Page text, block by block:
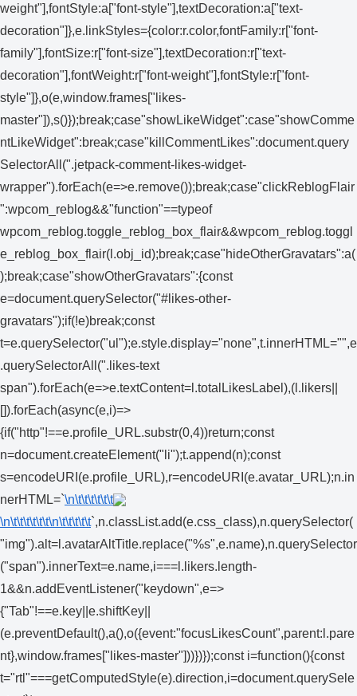
weight"],fontStyle:a["font-style"],textDecoration:a["text-
decoration"]},e.linkStyles={color:r.color,fontFamily:r["font-
family"],fontSize:r["font-size"],textDecoration:r["text-
decoration"],fontWeight:r["font-weight"],fontStyle:r["font-
style"]},o(e,window.frames["likes-
master"]),s()});break;case"showLikeWidget":case"showComme
ntLikeWidget":break;case"killCommentLikes":document.query
SelectorAll(".jetpack-comment-likes-widget-
wrapper").forEach(e=>e.remove());break;case"clickReblogFlair
":wpcom_reblog&&"function"==typeof
wpcom_reblog.toggle_reblog_box_flair&&wpcom_reblog.toggl
e_reblog_box_flair(l.obj_id);break;case"hideOtherGravatars":a(
);break;case"showOtherGravatars":{const
e=document.querySelector("#likes-other-
gravatars");if(!e)break;const
t=e.querySelector("ul");e.style.display="none",t.innerHTML="",e
.querySelectorAll(".likes-text
span").forEach(e=>e.textContent=l.totalLikesLabel),(l.likers||
[]).forEach(async(e,i)=>
{if("http"!==e.profile_URL.substr(0,4))return;const
n=document.createElement("li");t.append(n);const
s=encodeURI(e.profile_URL),r=encodeURI(e.avatar_URL);n.in
nerHTML=`\n\t\t\t\t\t\t
\n\t\t\t\t\t\t\n\t\t\t\t\t`,n.classList.add(e.css_class),n.querySelector(
"img").alt=l.avatarAltTitle.replace("%s",e.name),n.querySelector
("span").innerText=e.name,i===l.likers.length-
1&&n.addEventListener("keydown",e=>
{"Tab"!==e.key||e.shiftKey||
(e.preventDefault(),a(),o({event:"focusLikesCount",parent:l.pare
nt},window.frames["likes-master"]))})});const i=function(){const
t="rtl"===getComputedStyle(e).direction,i=document.querySele